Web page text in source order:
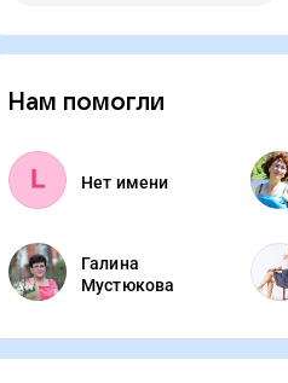
Нам помогли
Нет имени
Галина
Мустюкова